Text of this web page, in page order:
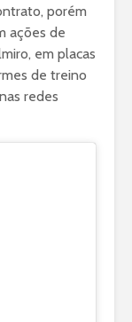
porém
ações de
em placas
de treino
redes